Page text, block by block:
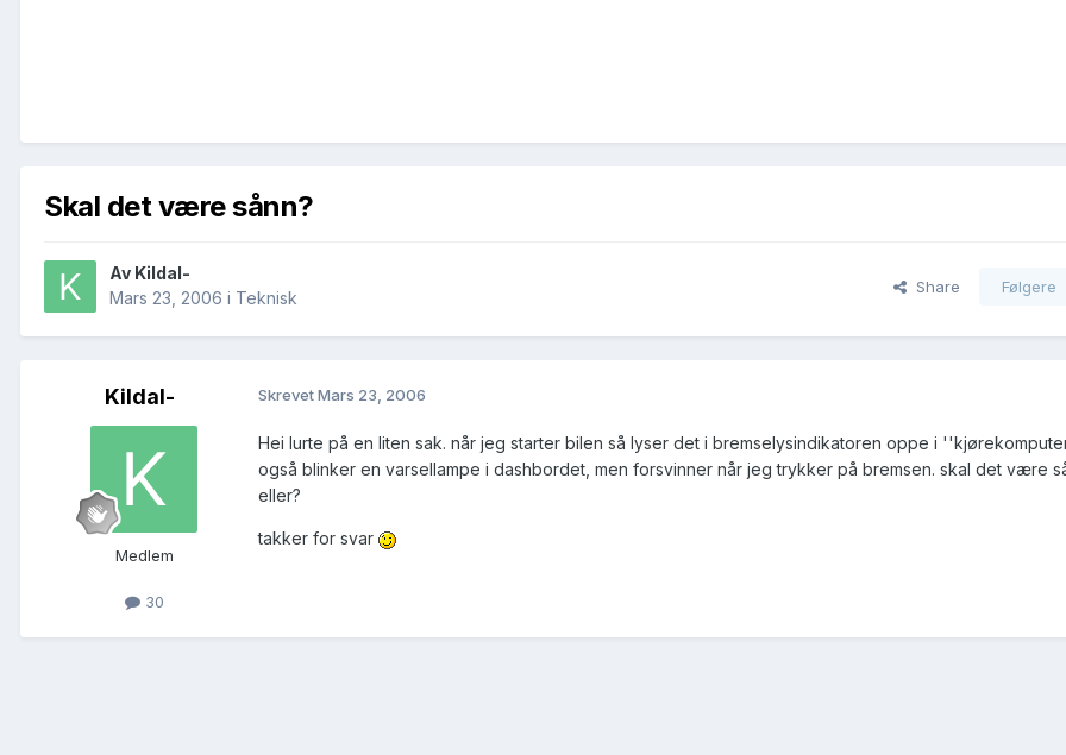
Skal det være sånn?
Av Kildal-
Mars 23, 2006 i Teknisk
Share Følgere
Kildal-
Medlem
30
SkrevetMars 23, 2006
Hei lurte på en liten sak. når jeg starter bilen så lyser det i bremselysindikatoren oppe i
også blinker en varsellampe i dashbordet, men forsvinner når jeg trykker på bremsen. skal det være
eller?
takker for svar